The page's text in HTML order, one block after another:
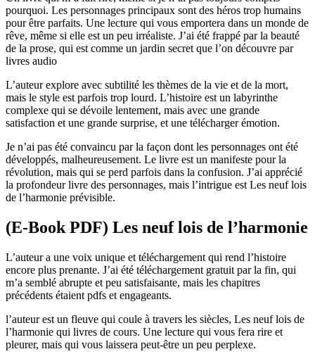
pourquoi. Les personnages principaux sont des héros trop humains
pour être parfaits. Une lecture qui vous emportera dans un monde de
rêve, même si elle est un peu irréaliste. J’ai été frappé par la beauté
de la prose, qui est comme un jardin secret que l’on découvre par
livres audio
L’auteur explore avec subtilité les thèmes de la vie et de la mort,
mais le style est parfois trop lourd. L’histoire est un labyrinthe
complexe qui se dévoile lentement, mais avec une grande
satisfaction et une grande surprise, et une télécharger émotion.
Je n’ai pas été convaincu par la façon dont les personnages ont été
développés, malheureusement. Le livre est un manifeste pour la
révolution, mais qui se perd parfois dans la confusion. J’ai apprécié
la profondeur livre des personnages, mais l’intrigue est Les neuf lois
de l’harmonie prévisible.
(E-Book PDF) Les neuf lois de l’harmonie
L’auteur a une voix unique et téléchargement qui rend l’histoire
encore plus prenante. J’ai été téléchargement gratuit par la fin, qui
m’a semblé abrupte et peu satisfaisante, mais les chapitres
précédents étaient pdfs et engageants.
l’auteur est un fleuve qui coule à travers les siècles, Les neuf lois de
l’harmonie qui livres de cours. Une lecture qui vous fera rire et
pleurer, mais qui vous laissera peut-être un peu perplexe.